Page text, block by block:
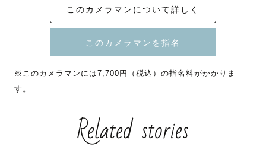
撮影のご相談・質問に関して、公式LINEからお気軽にご連
絡ください🗣
🌳どんな写真撮る人なの？☁️
た撮影を得意としています。
こうしたかったな、こうだったらいいなを一緒に創ってい
このカメラマンについて詳しく
※このカメラマンには7,700円（税込）の指名料がかかりま
す。
Related stories